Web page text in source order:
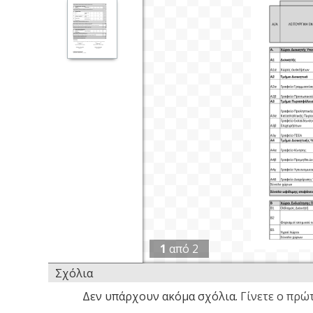
1 από 2
Σχόλια
Δεν υπάρχουν ακόμα σχόλια. Γίνετε ο